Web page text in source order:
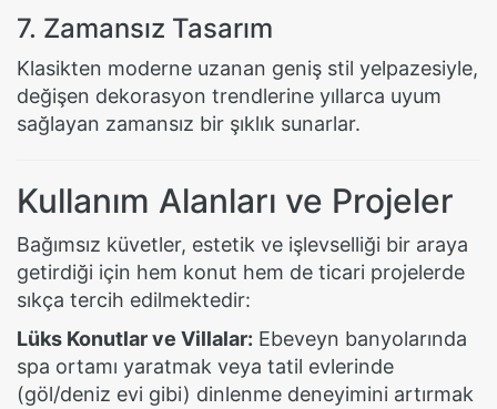
7. Zamansız Tasarım
Klasikten moderne uzanan geniş stil yelpazesiyle,
değişen dekorasyon trendlerine yıllarca uyum
sağlayan zamansız bir şıklık sunarlar.
Kullanım Alanları ve Projeler
Bağımsız küvetler, estetik ve işlevselliği bir araya
getirdiği için hem konut hem de ticari projelerde
sıkça tercih edilmektedir:
Lüks Konutlar ve Villalar: Ebeveyn banyolarında
spa ortamı yaratmak veya tatil evlerinde
(göl/deniz evi gibi) dinlenme deneyimini artırmak